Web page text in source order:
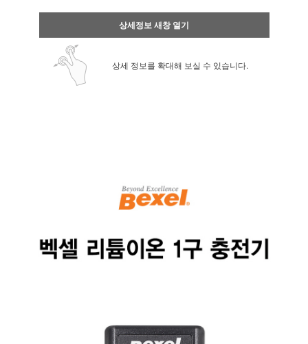
상세정보 새창 열기
상세 정보를 확대해 보실 수 있습니다.